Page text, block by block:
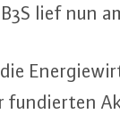
lief nun
fun­dier­ten